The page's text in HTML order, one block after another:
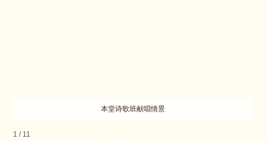
本堂诗歌班献唱情景
1 / 11